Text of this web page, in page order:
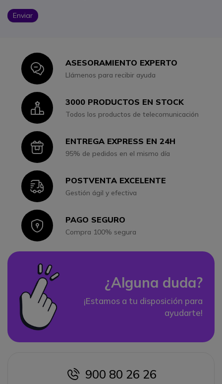
Enviar
IconASESORAMIENTO EXPERTO
Llámenos para recibir ayuda
Icon3000 PRODUCTOS EN STOCK
Todos los productos de telecomunicación
IconENTREGA EXPRESS EN 24H
95% de pedidos en el mismo día
IconPOSTVENTA EXCELENTE
Gestión ágil y efectiva
IconPAGO SEGURO
Compra 100% segura
¿Alguna duda?
¡Estamos a tu disposición para
ayudarte!
icon
900 80 26 26